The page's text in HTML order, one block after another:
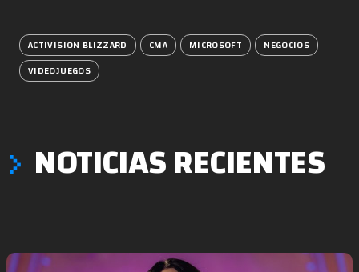
ACTIVISION BLIZZARD CMA MICROSOFT
NEGOCIOS
VIDEOJUEGOS
NOTICIAS RECIENTES